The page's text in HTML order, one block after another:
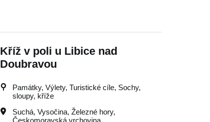
Kříž v poli u Libice nad
Doubravou
Památky, Výlety, Turistické cíle, Sochy,
sloupy, kříže
Suchá, Vysočina, Železné hory,
Českomoravská vrchovina,